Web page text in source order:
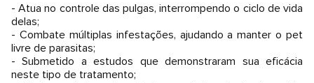
- Atua no controle das pulgas, interrompendo o ciclo de vida
delas;
- Combate múltiplas infestações, ajudando a manter o pet
livre de parasitas;
- Submetido a estudos que demonstraram sua eficácia
neste tipo de tratamento;